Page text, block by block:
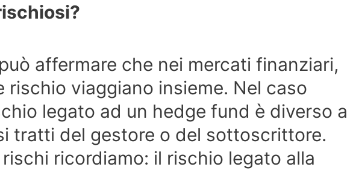
affermare che nei mercati finanziari,
rischio viaggiano insieme. Nel caso
legato ad un hedge fund è diverso a
tratti del gestore o del sottoscrittore.
ricordiamo: il rischio legato alla